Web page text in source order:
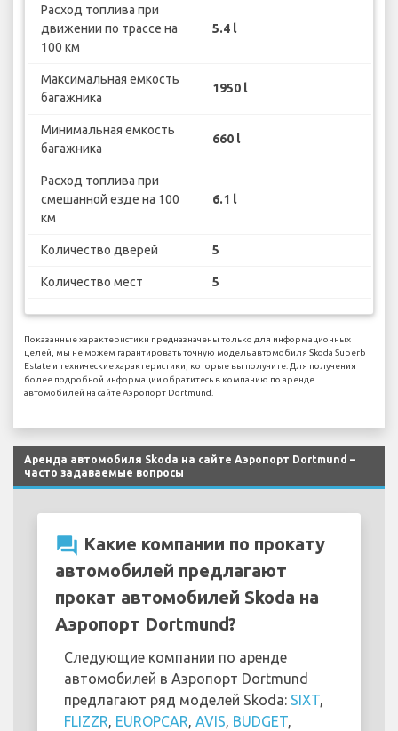
Расход топлива при
движении по трассе на
100 км
5.4 l
Максимальная емкость
багажника
1950 l
Минимальная емкость
багажника
660 l
Расход топлива при
смешанной езде на 100
км
6.1 l
Количество дверей 5
Количество мест 5
Показанные характеристики предназначены только для информационных
целей, мы не можем гарантировать точную модель автомобиля Skoda Superb
Estate и технические характеристики, которые вы получите. Для получения
более подробной информации обратитесь в компанию по аренде
автомобилей на сайте Аэропорт Dortmund.
Аренда автомобиля Skoda на сайте Аэропорт Dortmund –
часто задаваемые вопросы
question_answer Какие компании по прокату
автомобилей предлагают
прокат автомобилей Skoda на
Аэропорт Dortmund?
Следующие компании по аренде
автомобилей в Аэропорт Dortmund
предлагают ряд моделей Skoda: SIXT,
FLIZZR, EUROPCAR, AVIS, BUDGET,